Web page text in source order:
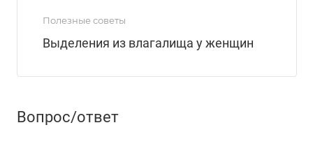
Полезные советы
Выделения из влагалища у женщин
Вопрос/ответ